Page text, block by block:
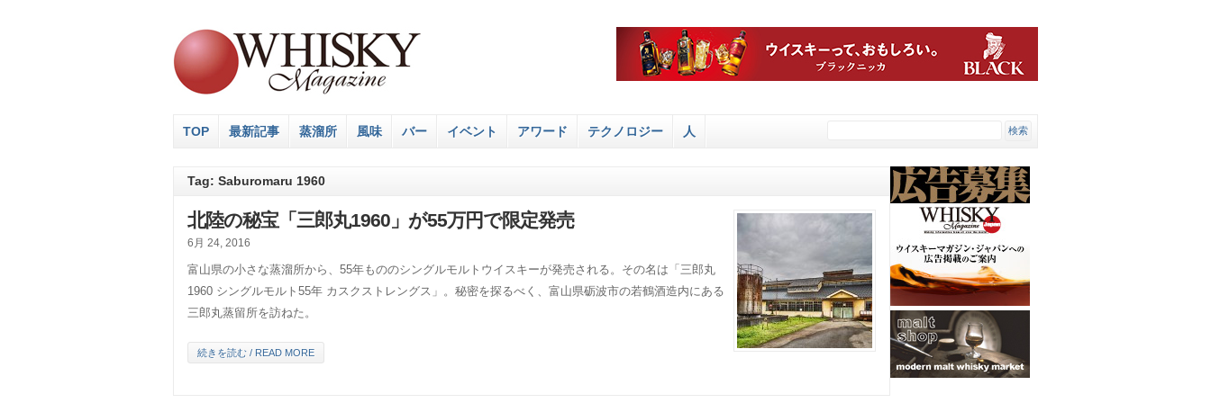
TOP 最新記事 蒸溜所 風味 バー イベント アワード テクノロジー 人
Tag: Saburomaru 1960
北陸の秘宝「三郎丸1960」が55万円で限定発売
6月 24, 2016
富山県の小さな蒸溜所から、55年もののシングルモルトウイスキーが発売される。その名は「三郎丸
1960 シングルモルト55年 カスクストレングス」。秘密を探るべく、富山県砺波市の若鶴酒造内にある
三郎丸蒸留所を訪ねた。
続きを読む / READ MORE